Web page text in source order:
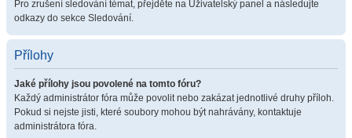
Pro zrušení sledování témat, přejděte na Uživatelský panel a následujte
odkazy do sekce Sledování.
Přílohy
Jaké přílohy jsou povolené na tomto fóru?
Každý administrátor fóra může povolit nebo zakázat jednotlivé druhy příloh.
Pokud si nejste jisti, které soubory mohou být nahrávány, kontaktuje
administrátora fóra.